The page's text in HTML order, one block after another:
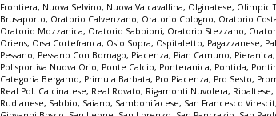
Frontiera, Nuova Selvino, Nuova Valcavallina, Olginatese, Olimpic
Brusaporto, Oratorio Calvenzano, Oratorio Cologno, Oratorio
Oratorio Mozzanica, Oratorio Sabbioni, Oratorio Stezzano,
Oriens, Orsa Cortefranca, Osio Sopra, Ospitaletto, Pagazzanese,
Pessano, Pessano Con Bornago, Piacenza, Pian Camuno, Pieranica,
Polisportiva Nuova Orio, Ponte Calcio, Ponteranica, Pontida,
Categoria Bergamo, Primula Barbata, Pro Piacenza, Pro Sesto,
Real Pol. Calcinatese, Real Rovato, Rigamonti Nuvolera, Ripaltese,
Rudianese, Sabbio, Saiano, Sambonifacese, San Francesco Virescit,